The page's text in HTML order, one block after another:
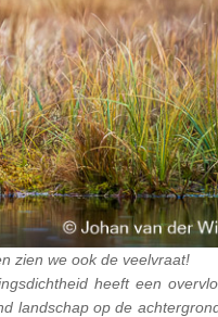
zien we ook de veelvraat!
heeft een
landschap op de